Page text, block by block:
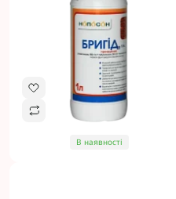
В наявності